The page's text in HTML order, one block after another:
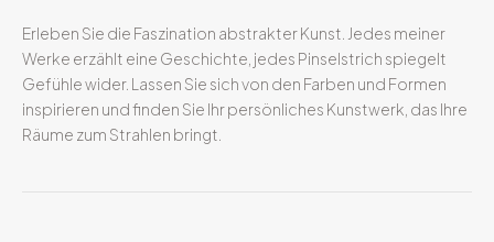
Erleben Sie die Faszination abstrakter Kunst. Jedes meiner
Werke erzählt eine Geschichte, jedes Pinselstrich spiegelt
Gefühle wider. Lassen Sie sich von den Farben und Formen
inspirieren und finden Sie Ihr persönliches Kunstwerk, das Ihre
Räume zum Strahlen bringt.